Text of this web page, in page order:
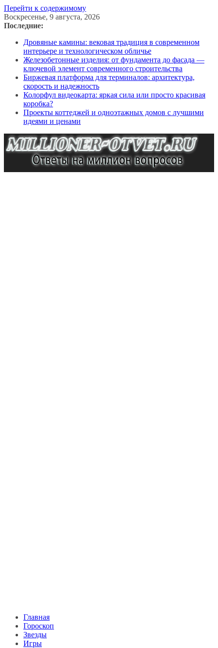
Перейти к содержимому
Воскресенье, 9 августа, 2026
Последние:
Дровяные камины: вековая традиция в современном
интерьере и технологическом обличье
Железобетонные изделия: от фундамента до фасада —
ключевой элемент современного строительства
Биржевая платформа для терминалов: архитектура,
скорость и надежность
Колорфул видеокарта: яркая сила или просто красивая
коробка?
Проекты коттеджей и одноэтажных домов с лучшими
идеями и ценами
Главная
Гороскоп
Звезды
Игры